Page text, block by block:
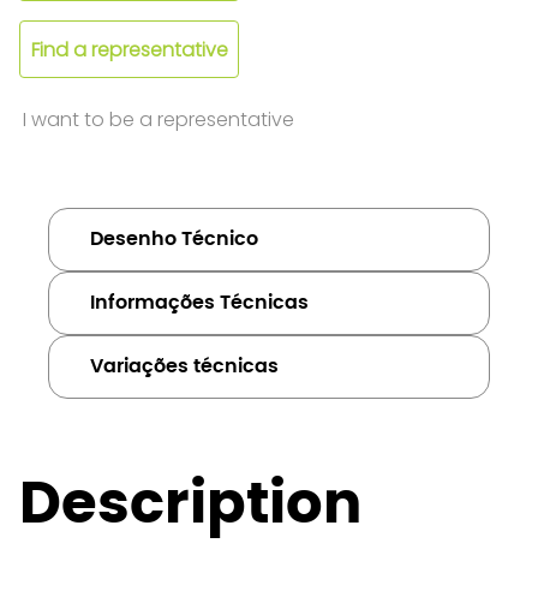
Find a representative
I want to be a representative
Desenho Técnico
Informações Técnicas
Variações técnicas
Description